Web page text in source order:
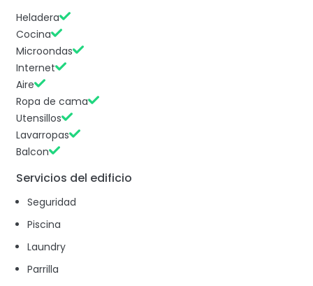
Heladera
Cocina
Microondas
Internet
Aire
Ropa de cama
Utensillos
Lavarropas
Balcon
Servicios del edificio
Seguridad
Piscina
Laundry
Parrilla